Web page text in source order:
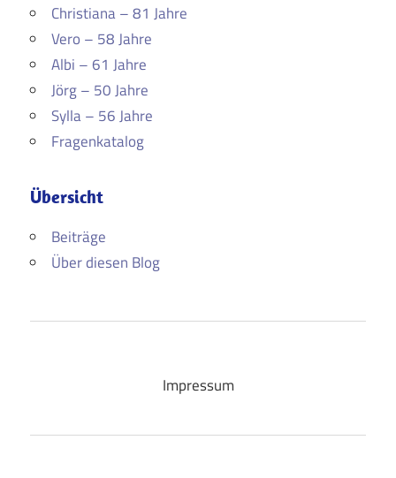
Christiana – 81 Jahre
Vero – 58 Jahre
Albi – 61 Jahre
Jörg – 50 Jahre
Sylla – 56 Jahre
Fragenkatalog
Übersicht
Beiträge
Über diesen Blog
Impressum